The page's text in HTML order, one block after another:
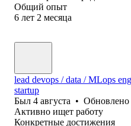
Общий опыт
6 лет 2 месяца
lead devops / data / MLops
startup
Был 4 августа • Обновлено
Активно ищет работу
Конкретные достижения